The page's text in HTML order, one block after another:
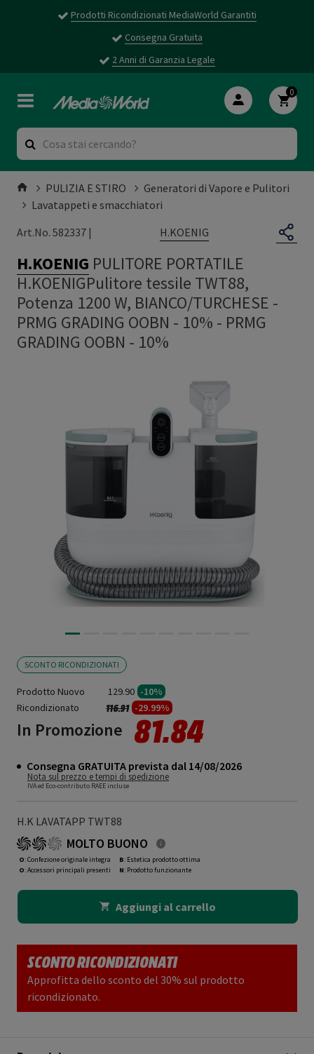
Prodotti Ricondizionati MediaWorld Garantiti
Consegna Gratuita
2 Anni di Garanzia Legale
0
PULIZIA E STIRO
Generatori di Vapore e Pulitori
Lavatappeti e smacchiatori
Art.No. 582337 |
H.KOENIG
H.KOENIG PULITORE PORTATILE
H.KOENIGPulitore tessile TWT88,
Potenza 1200 W, BIANCO/TURCHESE -
PRMG GRADING OOBN - 10% - PRMG
GRADING OOBN - 10%
SCONTO RICONDIZIONATI
Prodotto Nuovo 129.90 -10%
Ricondizionato
Prezzo ridotto da
116.91a -29.99%
In Promozione 81.84
Consegna GRATUITA prevista dal 14/08/2026
Nota sul prezzo e tempi di spedizione
IVA ed Eco-contributo RAEE incluse
H.K LAVATAPP TWT88
MOLTO BUONO
O: Confezione originale integra
O: Accessori principali presenti
B: Estetica prodotto ottima
N: Prodotto funzionante
Aggiungi al carrello
SCONTO RICONDIZIONATI
Approfitta dello sconto del 30% sul prodotto
ricondizionato.